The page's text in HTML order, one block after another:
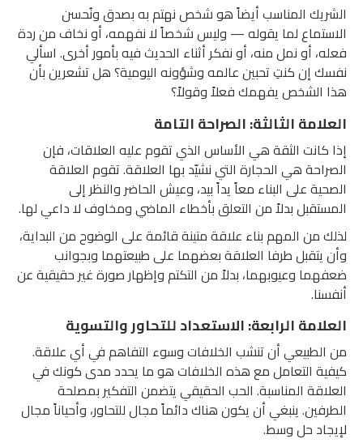
الشريك المناسب أيضاً هو شخص نهتم به بصدق ونُحسن
الاستماع لما يقوله — وليس شخصاً لا نفهمه، أو نخاف من ردة
فعله، أو نمل منه، أو نفكر أثناء الحديث فيه بأمور أخرى. اسألي
نفسك إن كنتِ تحبين عالمه وشؤونه اليومية؟ هل تشعرين بأن
هذا الشخص يفهمك فعلاً وقولاً؟
العلامة الثالثة: الصراحة التامة
إذا كانت الثقة هي الأساس الذي تقوم عليه العلاقات، فإن
الصراحة هي الحجارة التي نشيّد بها العلاقة. تقوم العلاقة
الصحية على البناء معاً يداً بيد، وعيش الحاضر والنظر إلى
المستقبل بدلاً من التعلق بأخطاء الماضي ومخاوف لا داعي لها.
لذلك من المهم بناء علاقة متينة قائمة على الوضوح من البداية،
وأن يتقبل طرفا العلاقة بعضهما على طبيعتهما وبجوانب
ضعفهما وعيوبهما، بدلاً من التكتم وإظهار صورة غير حقيقية عن
أنفسنا.
العلامة الرابعة: الاستعداد للتحاور والتسوية
من الطبيعي أن تنشب الخلافات وسوء التفاهم في أي علاقة.
كيفية التعامل مع هذه الخلافات هو ما يحدد مدى كونك في
العلاقة المناسبة. الحب الحقيقي يتضمن التفكير بمصلحة
الطرفين. ينبغي أن يكون هناك دائماً مجال للتحاور، وأحياناً مجال
لإيجاد حل وسط.